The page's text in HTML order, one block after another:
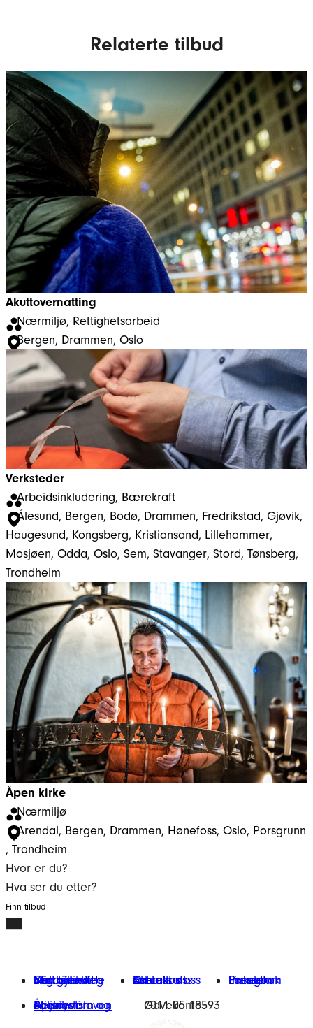
Relaterte tilbud
Akuttovernatting
Nærmiljø, Rettighetsarbeid
Bergen, Drammen, Oslo
Verksteder
Arbeidsinkludering, Bærekraft
Ålesund, Bergen, Bodø, Drammen, Fredrikstad, Gjøvik,
Haugesund, Kongsberg, Kristiansand, Lillehammer,
Mosjøen, Odda, Oslo, Sem, Stavanger, Stord, Tønsberg,
Trondheim
Åpen kirke
Nærmiljø
Arendal, Bergen, Drammen, Hønefoss, Oslo, Porsgrunn
, Trondheim
Hvor er du?
Hva ser du etter?
Finn tilbud
Miljøfyrtårn
Åpenhetsloven
Personvern og cookies Gavekonto:
7011 05 18593
Finn tilbud
Vårt arbeid
Engasjer deg
Nettbutikk
Min giverside Om oss
Kontakt oss
Bærekraft
Aktuelt
Jobb hos oss Presse
Facebook
Instagram
LinkedIn